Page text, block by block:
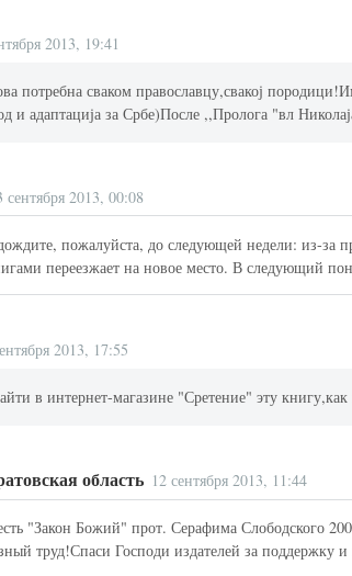
2013, 19:41
потребна сваком православцу,свакој
и адаптација за Србе)После ,,Пролога "вл
сентября 2013, 00:08
пожалуйста, до следующей недели: из-за
переезжает на новое место. В следующий
2013, 17:55
в интернет-магазине "Сретение" эту книгу,как
область 12 сентября 2013, 11:44
"Закон Божий" прот. Серафима Слободского
труд!Спаси Господи издателей за поддержку